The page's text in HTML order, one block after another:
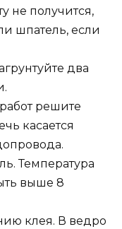
не получится,
шпатель, если
два
решите
касается
Температура
выше 8
клея. В ведро